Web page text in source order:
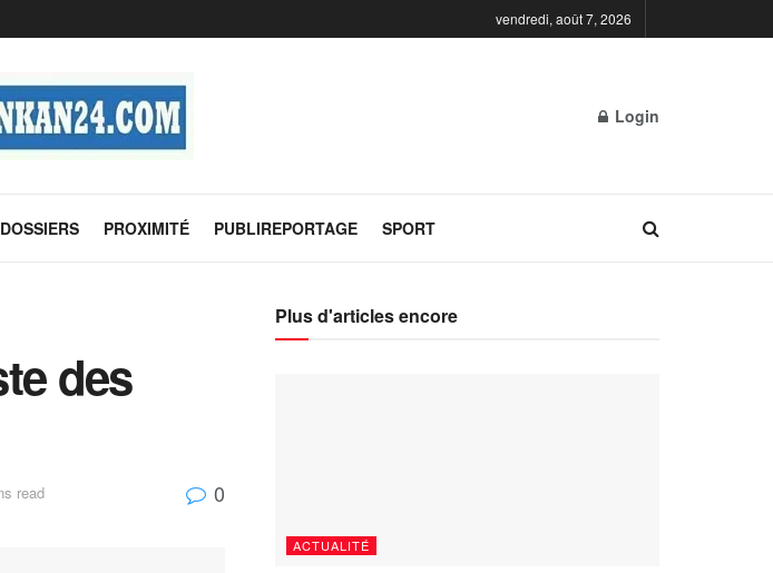
vendredi, août 7, 2026
Login
PROXIMITÉ PUBLIREPORTAGE SPORT
des
read 0
Plus d'articles encore
ACTUALITÉ